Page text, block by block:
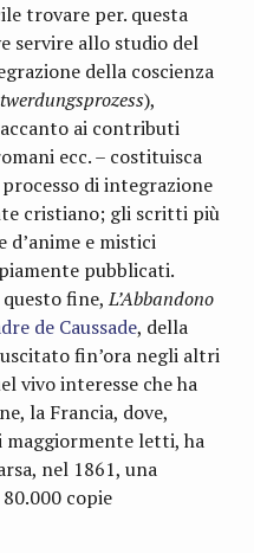
trovare per. questa
ser­vire allo studio del
della coscienza
),
accanto ai contributi
ecc. – co­stituisca
di integrazione
cristiano; gli scritti più
e mistici
pubblicati.
questo fine,L’Abbandono
de Caussade, della
fin’ora negli altri
vivo interesse che ha
la Francia, dove,
maggiormente letti, ha
nel 1861, una
copie